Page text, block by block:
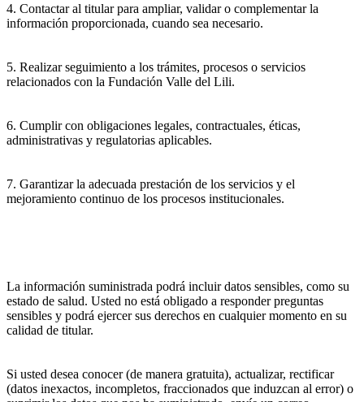
4. Contactar al titular para ampliar, validar o complementar la
información proporcionada, cuando sea necesario.
5. Realizar seguimiento a los trámites, procesos o servicios
relacionados con la Fundación Valle del Lili.
6. Cumplir con obligaciones legales, contractuales, éticas,
administrativas y regulatorias aplicables.
7. Garantizar la adecuada prestación de los servicios y el
mejoramiento continuo de los procesos institucionales.
La información suministrada podrá incluir datos sensibles, como su
estado de salud. Usted no está obligado a responder preguntas
sensibles y podrá ejercer sus derechos en cualquier momento en su
calidad de titular.
Si usted desea conocer (de manera gratuita), actualizar, rectificar
(datos inexactos, incompletos, fraccionados que induzcan al error) o